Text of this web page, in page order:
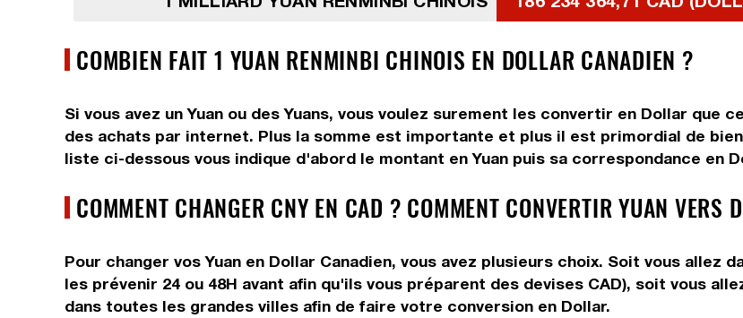
COMBIEN FAIT 1 YUAN RENMINBI CHINOIS EN DOLLAR CANADIEN ?
Si vous avez un Yuan ou des Yuans, vous voulez surement les convertir en Dollar que
des achats par internet. Plus la somme est importante et plus il est primordial de
liste ci-dessous vous indique d'abord le montant en Yuan puis sa correspondance en
COMMENT CHANGER CNY EN CAD ? COMMENT CONVERTIR YUAN VERS
Pour changer vos Yuan en Dollar Canadien, vous avez plusieurs choix. Soit vous allez
les prévenir 24 ou 48H avant afin qu'ils vous préparent des devises CAD), soit vous
dans toutes les grandes villes afin de faire votre conversion en Dollar.